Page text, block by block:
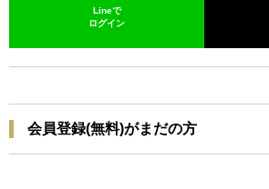
Lineで
ログイン
会員登録(無料)がまだの方